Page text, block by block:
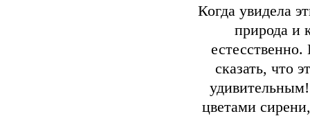
Когда увидела
природа и
естесственно.
сказать, что
цветами